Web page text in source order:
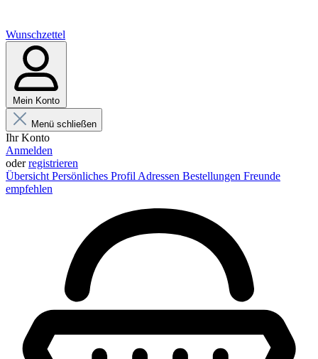
Wunschzettel
Mein Konto
Menü schließen
Ihr Konto
Anmelden
oderregistrieren
Übersicht Persönliches Profil Adressen Bestellungen Freunde
empfehlen